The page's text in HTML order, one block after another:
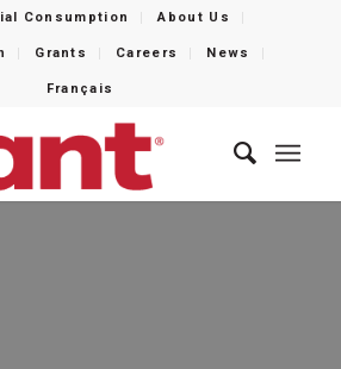
Consumption About Us
Grants Careers News
Français